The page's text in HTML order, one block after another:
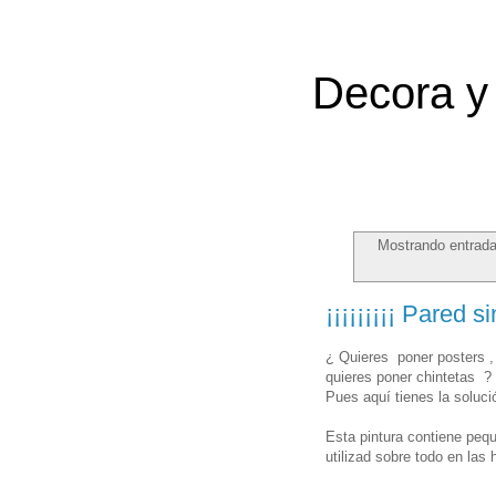
Decora
Mostrando
¡¡¡¡¡¡¡¡¡
¿ Quieres poner posters
quieres poner chintetas ?
Pues aquí tienes la
Esta pintura contiene
utilizad sobre todo en las